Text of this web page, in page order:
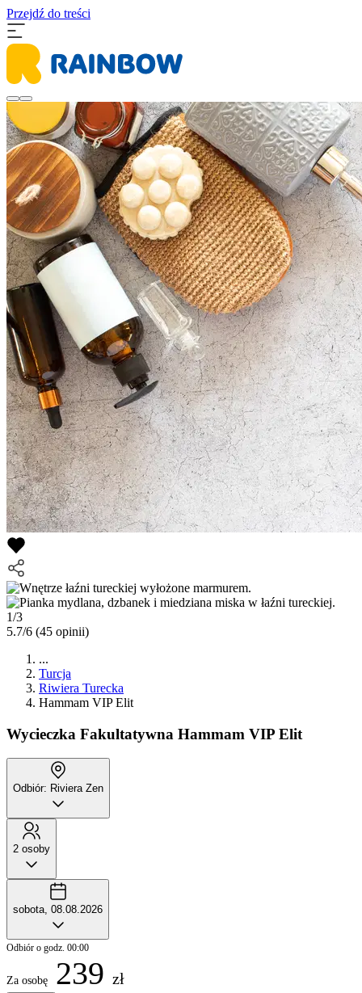
Przejdź do treści
1/3
5.7/6 (45 opinii)
...
Turcja
Riwiera Turecka
Hammam VIP Elit
Wycieczka Fakultatywna Hammam VIP Elit
Odbiór: Riviera Zen
2 osoby
sobota, 08.08.2026
Odbiór o godz. 00:00
Za osobę 239 zł